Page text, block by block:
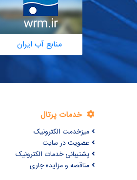
منابع آب ایران
خدمات پرتال
میزخدمت الکترونیک
عضویت در سایت
پشتیبانی خدمات الکترونیک
مناقصه و مزایده جاری